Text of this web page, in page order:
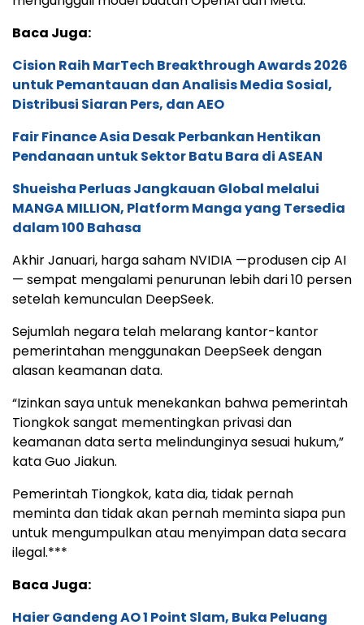
Baca Juga:
Cision Raih MarTech Breakthrough Awards 2026
untuk Pemantauan dan Analisis Media Sosial,
Distribusi Siaran Pers, dan AEO
Fair Finance Asia Desak Perbankan Hentikan
Pendanaan untuk Sektor Batu Bara di ASEAN
Shueisha Perluas Jangkauan Global melalui
MANGA MILLION, Platform Manga yang Tersedia
dalam 100 Bahasa
Akhir Januari, harga saham NVIDIA —produsen cip AI
— sempat mengalami penurunan lebih dari 10 persen
setelah kemunculan DeepSeek.
Sejumlah negara telah melarang kantor-kantor
pemerintahan menggunakan DeepSeek dengan
alasan keamanan data.
“Izinkan saya untuk menekankan bahwa pemerintah
Tiongkok sangat mementingkan privasi dan
keamanan data serta melindunginya sesuai hukum,”
kata Guo Jiakun.
Pemerintah Tiongkok, kata dia, tidak pernah
meminta dan tidak akan pernah meminta siapa pun
untuk mengumpulkan atau menyimpan data secara
ilegal.***
Baca Juga:
Haier Gandeng AO 1 Point Slam, Buka Peluang